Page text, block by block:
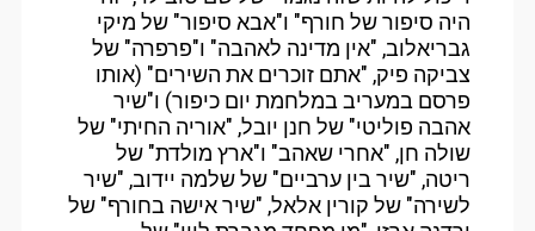
היה סיפור של חורף" ו"אבא סיפור" של מיקי
גבריאלוב, "אין מדינה לאהבה" ו"פרפרה" של
צביקה פיק, "אתם זוכרים את השירים" (אותו
פרסם במעריב במלחמת יום כיפור) ו"שיר
אהבה פוליטי" של חנן יובל, "אוריה החיתי" של
שולה חן, "אחרי שאהב" ו"ארץ מולדת" של
ריטה, "שיר בין ערביים" של שלמה יידוב, "שיר
לשירה" של קורין אלאל, "שיר אישה בחורף" של